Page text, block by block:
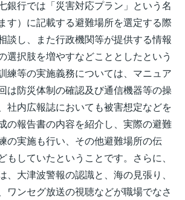
銀行では「災害対応プラン」という名
す）に記載する避難場所を選定する際
談し、また行政機関等が提供する情報
選択肢を増やすなどこととしたという
練等の実施義務については、マニュア
は防災体制の確認及び通信機器等の操
社内広報誌においても被害想定などを
の報告書の内容を紹介し、実際の避難
の実施も行い、その他避難場所の伝
もしていたということです。さらに、
、大津波警報の認識と、海の見張り、
ワンセグ放送の視聴などが職場でなさ